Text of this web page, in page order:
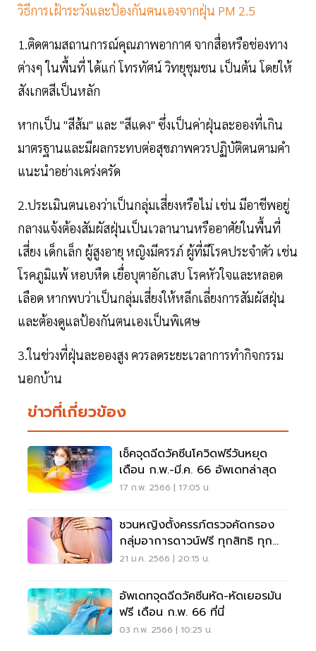
วิธีการเฝ้าระวังและป้องกันตนเองจากฝุ่น PM 2.5
1.ติดตามสถานการณ์คุณภาพอากาศ จากสื่อหรือช่องทาง
ต่างๆ ในพื้นที่ ได้แก่ โทรทัศน์ วิทยุชุมชน เป็นต้น โดยให้
สังเกตสีเป็นหลัก
หากเป็น "สีส้ม" และ "สีแดง" ซึ่งเป็นค่าฝุ่นละอองที่เกิน
มาตรฐานและมีผลกระทบต่อสุขภาพควรปฏิบัติตนตามคำ
แนะนำอย่างเคร่งครัด
2.ประเมินตนเองว่าเป็นกลุ่มเสี่ยงหรือไม่ เช่น มีอาชีพอยู่
กลางแจ้งต้องสัมผัสฝุ่นเป็นเวลานานหรืออาศัยในพื้นที่
เสี่ยง เด็กเล็ก ผู้สูงอายุ หญิงมีครรภ์ ผู้ที่มีโรคประจำตัว เช่น
โรคภูมิแพ้ หอบหืด เยื่อบุตาอักเสบ โรคหัวใจและหลอด
เลือด หากพบว่าเป็นกลุ่มเสี่ยงให้หลีกเลี่ยงการสัมผัสฝุ่น
และต้องดูแลป้องกันตนเองเป็นพิเศษ
3.ในช่วงที่ฝุ่นละอองสูง ควรลดระยะเวลาการทำกิจกรรม
นอกบ้าน
ข่าวที่เกี่ยวข้อง
เช็คจุดฉีดวัคซีนโควิดฟรีวันหยุด
เดือน ก.พ.-มี.ค. 66 อัพเดทล่าสุด
17 ก.พ. 2566 | 17:05 น.
ชวนหญิงตั้งครรภ์ตรวจคัดกรอง
กลุ่มอาการดาวน์ฟรี ทุกสิทธิ ทุก
กลุ่มอายุ
21 ม.ค. 2566 | 20:15 น.
อัพเดทจุดฉีดวัคซีนหัด-หัดเยอรมัน
ฟรี เดือน ก.พ. 66 ที่นี่
03 ก.พ. 2566 | 10:25 น.